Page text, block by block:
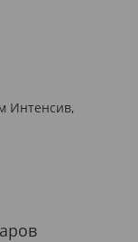
Интенсив,